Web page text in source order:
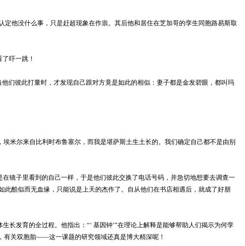
他没什么事，只是赶超现象在作祟。其后他和居住在芝加哥的孪生同胞路易斯取
吓一跳！
彼此打量时，才发现自己跟对方竟是如此的相似：妻子都是金发碧眼，都叫玛
尔来自比利时布鲁塞尔，而我是堪萨斯土生土长的。我们确定自己都不是由别
子里看到的自己一样，于是他们彼此交换了电话号码，并急切地想要去调查一
酷似而无血缘，只能说是上天的杰作了。自从他们在书店相遇后，就成了好朋
发育的全过程。他指出：“‘ 基因钟’”在理论上解释是能够帮助人们揭示为何孪
有关双胞胎——这一课题的研究领域还真是博大精深呢！